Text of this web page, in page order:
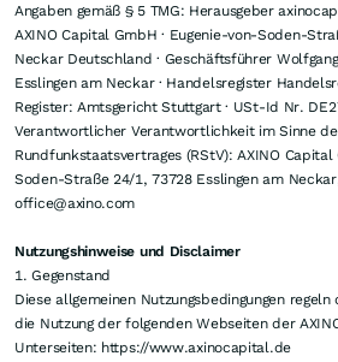
Angaben gemäß § 5 TMG: Herausgeber
AXINO Capital GmbH · Eugenie-von-Soden-
Neckar Deutschland · Geschäftsführer
Esslingen am Neckar · Handelsregister
Register: Amtsgericht Stuttgart · USt-Id Nr.
Verantwortlicher Verantwortlichkeit im Sinne
Rundfunkstaatsvertrages (RStV): AXINO
Soden-Straße 24/1, 73728 Esslingen am
office@axino.com
Nutzungshinweise und Disclaimer
1. Gegenstand
Diese allgemeinen Nutzungsbedingungen
die Nutzung der folgenden Webseiten der
Unterseiten: https://www.axinocapital.de